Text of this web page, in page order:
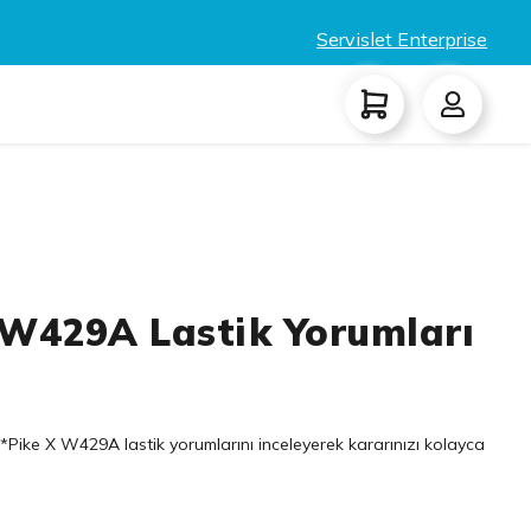
Servislet Enterprise
Lastik Yorumları
X W429A lastik yorumlarını inceleyerek kararınızı kolayca